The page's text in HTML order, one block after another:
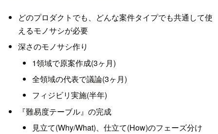
どのプロダクトでも、どんな案件タイプでも共通して使
えるモノサシが必要
深さのモノサシ作り
1領域で原案作成(3ヶ月)
全領域の代表で議論(3ヶ月)
フィジビリ実施(半年)
『難易度テーブル』の完成
見立て(Why/What)、仕立て(How)のフェーズ分け